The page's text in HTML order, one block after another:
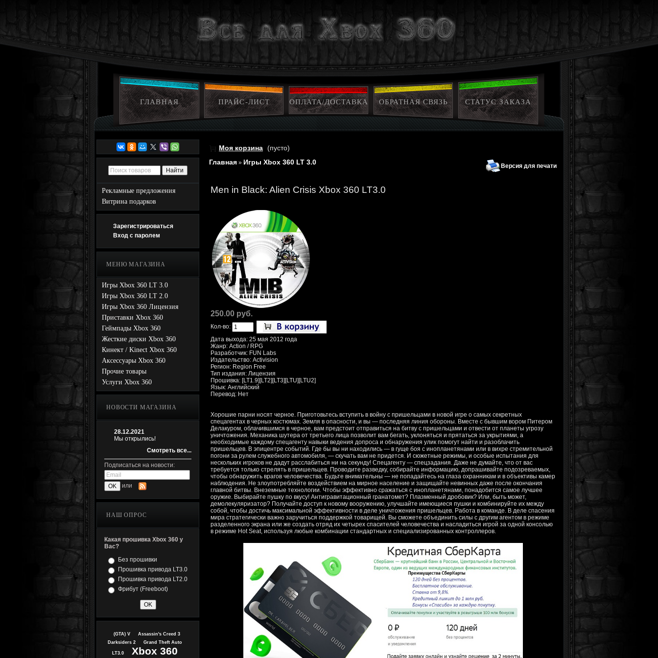
ГЛАВНАЯ ПРАЙС-ЛИСТ ОПЛАТА/ДОСТАВКА ОБРАТНАЯ СВЯЗЬ СТАТУС ЗАКАЗА
Рекламные предложения
Витрина подарков
Зарегистрироваться
Вход с паролем
МЕНЮ МАГАЗИНА
Игры Xbox 360 LT 3.0
Игры Xbox 360 LT 2.0
Игры Xbox 360 Лицензия
Приставки Xbox 360
Геймпады Xbox 360
Жесткие диски Xbox 360
Кинект / Kinect Xbox 360
Аксессуары Xbox 360
Прочие товары
Услуги Xbox 360
НОВОСТИ МАГАЗИНА
28.12.2021
Мы открылись!
Смотреть все...
Подписаться на новости:
или
НАШ ОПРОС
Какая прошивка Xbox 360 у
Вас?
Без прошивки
Прошивка привода LT3.0
Прошивка привода LT2.0
Фрибут (Freeboot)
(GTA) V
Assassin's Creed 3
Darksiders 2
Grand Theft Auto
LT3.0 Xbox 360
Моя корзина (пусто)
Главная » Игры Xbox 360 LT 3.0 Версия для печати
Men in Black: Alien Crisis Xbox 360 LT3.0
250.00 руб.
Кол-во:
Дата выхода: 25 мая 2012 года
Жанр: Action / RPG
Разработчик: FUN Labs
Издательство: Activision
Регион: Region Free
Тип издания: Лицензия
Прошивка: [LT1.9][LT2][LT3][LTU][LTU2]
Язык: Английский
Перевод: Нет
Хорошие парни носят черное. Приготовьтесь вступить в войну с пришельцами в новой игре о самых секретных
спецагентах в черных костюмах. Земля в опасности, и вы — последняя линия обороны. Вместе с бывшим вором Питером
Делакуром, облачившимся в черное, вам предстоит отправиться на битву с пришельцами и отвести от планеты угрозу
уничтожения. Механика шутера от третьего лица позволит вам бегать, уклоняться и прятаться за укрытиями, а
необходимые каждому спецагенту навыки ведения допроса и обнаружения улик помогут найти и разоблачить
пришельцев. В эпицентре событий. Где бы вы ни находились — в гуще боя с инопланетянами или в вихре стремительной
погони за рулем служебного автомобиля, — скучать вам не придется. И сюжетные режимы, и особые испытания для
нескольких игроков не дадут расслабиться ни на секунду! Спецагенту — спецзадания. Даже не думайте, что от вас
требуется только стрелять в пришельцев. Проводите разведку, собирайте информацию, допрашивайте подозреваемых,
чтобы обнаружить врагов человечества. Будьте внимательны — не попадайтесь на глаза охранникам и в объективы камер
наблюдения. Не злоупотребляйте воздействием на мирное население и защищайте невинных даже после окончания
главной битвы. Внеземные технологии. Чтобы эффективно сражаться с инопланетянами, понадобится самое лучшее
оружие. Выбирайте пушку по вкусу! Антигравитационный гранатомет? Плазменный дробовик? Или, быть может,
демолекуляризатор? Получайте доступ к новому вооружению, улучшайте имеющиеся пушки и комбинируйте их между
собой, чтобы достичь максимальной эффективности в деле уничтожения пришельцев. Работа в команде. В деле спасения
мира стратегически важно заручиться поддержкой товарищей. Вы сможете объединить силы с другим агентом в режиме
разделенного экрана или же создать отряд их четырех спасителей человечества и насладиться игрой за одной консолью
в режиме Hot Seat, используя любые комбинации стандартных и специализированных контроллеров.